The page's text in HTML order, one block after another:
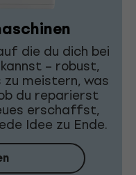
die du dich bei
– robust,
meistern, was
du reparierst
erschaffst,
Idee zu Ende.